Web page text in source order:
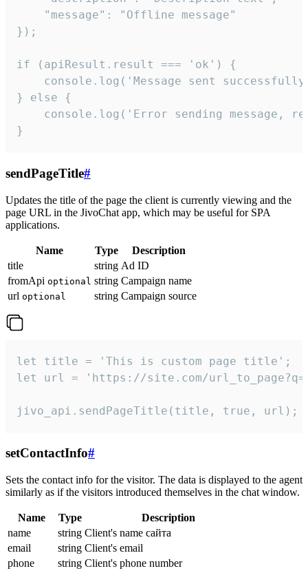
    "message": "Offline message"
});
if (apiResult.result === 'ok') {
console.log('Message sent
} else {
console.log('Error sending message,
}
sendPageTitle#
Updates the title of the page the client is currently viewing and the
page URL in the JivoChat app, which may be useful for SPA
applications.
Name Type
Description
title
string Ad ID
fromApi optional string Campaign name
url optional string Campaign source
let title = 'This is custom page title';
let url = 'https://site.com/
jivo_api.sendPageTitle(title, true, url);
setContactInfo#
Sets the contact info for the visitor. The data is displayed to the agent
similarly as if the visitors introduced themselves in the chat window.
Name Type
Description
name
string Client's name сайта
email
string Client's email
phone
string Client's phone number